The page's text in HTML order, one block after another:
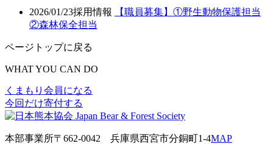
2026/01/23採用情報
【職員募集】①野生動物保護担当
②森林保全担当
ページトップに戻る
WHAT YOU CAN DO
くまもり会員になる
今回だけ寄付する
本部事業所〒662-0042 兵庫県西宮市分銅町1-4MAP